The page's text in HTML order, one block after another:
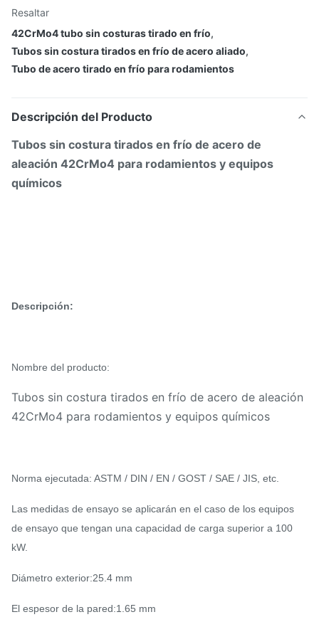
Resaltar
42CrMo4 tubo sin costuras tirado en frío,
Tubos sin costura tirados en frío de acero aliado,
Tubo de acero tirado en frío para rodamientos
Descripción del Producto
Tubos sin costura tirados en frío de acero de
aleación 42CrMo4 para rodamientos y equipos
químicos
Descripción:
Nombre del producto:
Tubos sin costura tirados en frío de acero de aleación
42CrMo4 para rodamientos y equipos químicos
Norma ejecutada: ASTM / DIN / EN / GOST / SAE / JIS, etc.
Las medidas de ensayo se aplicarán en el caso de los equipos
de ensayo que tengan una capacidad de carga superior a 100
kW.
Diámetro exterior:25.4 mm
El espesor de la pared:1.65 mm